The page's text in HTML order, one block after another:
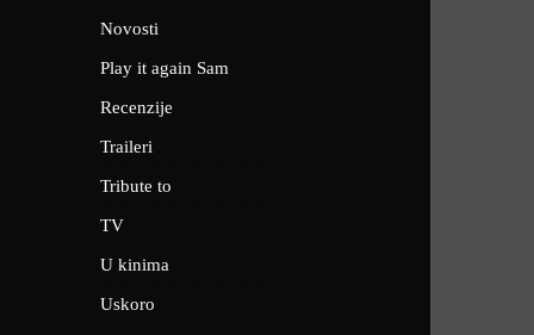
Novosti
Play it again Sam
Recenzije
Traileri
Tribute to
TV
U kinima
Uskoro